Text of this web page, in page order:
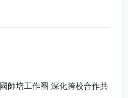
師培工作圈 深化跨校合作共